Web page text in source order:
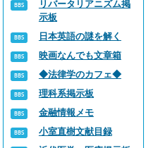
リバータリアニズム掲
示板
日本英語の謎を解く
映画なんでも文章箱
◆法律学のカフェ◆
理科系掲示板
金融情報メモ
小室直樹文献目録